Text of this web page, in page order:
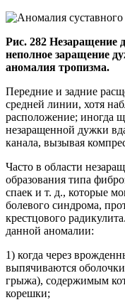
Рис. 282 Незаращение
неполное заращение
аномалия тропизма.
Передние и задние
средней линии, хотя
расположение; иногда
незаращенной дужки
канала, вызывая
Часто в области
образования типа
спаек и т. д., которые
болевого синдрома,
крестцового
данной аномалии:
1) когда через
выпячиваются
грыжа), содержимым
корешки;